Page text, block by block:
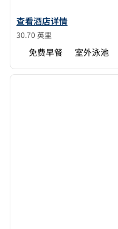
查看欢朋及套房阿纳海姆
查看酒店详情
30.70 英里
免费早餐 室外泳池
1/12
上一张图片